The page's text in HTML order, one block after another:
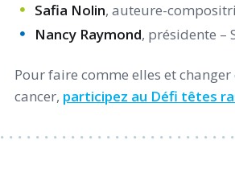
Safia Nolin, auteure-
Nancy Raymond, présidente –
Pour faire comme elles et
cancer, participez au Défi têtes